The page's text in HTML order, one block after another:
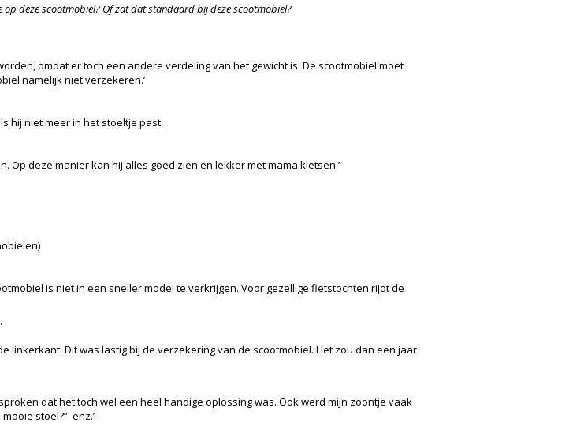
deze scootmobiel? Of zat dat standaard bij deze scootmobiel?
omdat er toch een andere verdeling van het gewicht is. De scootmobiel moet
namelijk niet verzekeren.’
hij niet meer in het stoeltje past.
Op deze manier kan hij alles goed zien en lekker met mama kletsen.’
is niet in een sneller model te verkrijgen. Voor gezellige fietstochten rijdt de
linkerkant. Dit was lastig bij de verzekering van de scootmobiel. Het zou dan een jaar
dat het toch wel een heel handige oplossing was. Ook werd mijn zoontje vaak
stoel?” enz.’